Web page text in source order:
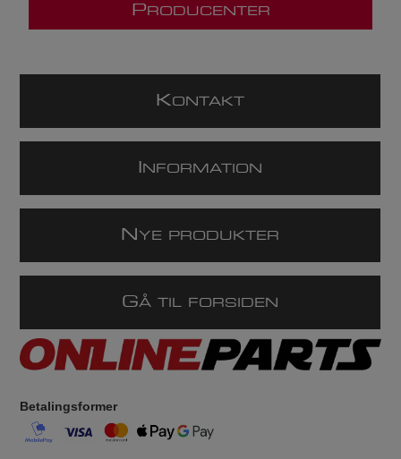
P RODUCENTER
KONTAKT
NFORMATION
N YE PRODUKTER
GÅ TIL FORSIDEN
Betalingsformer